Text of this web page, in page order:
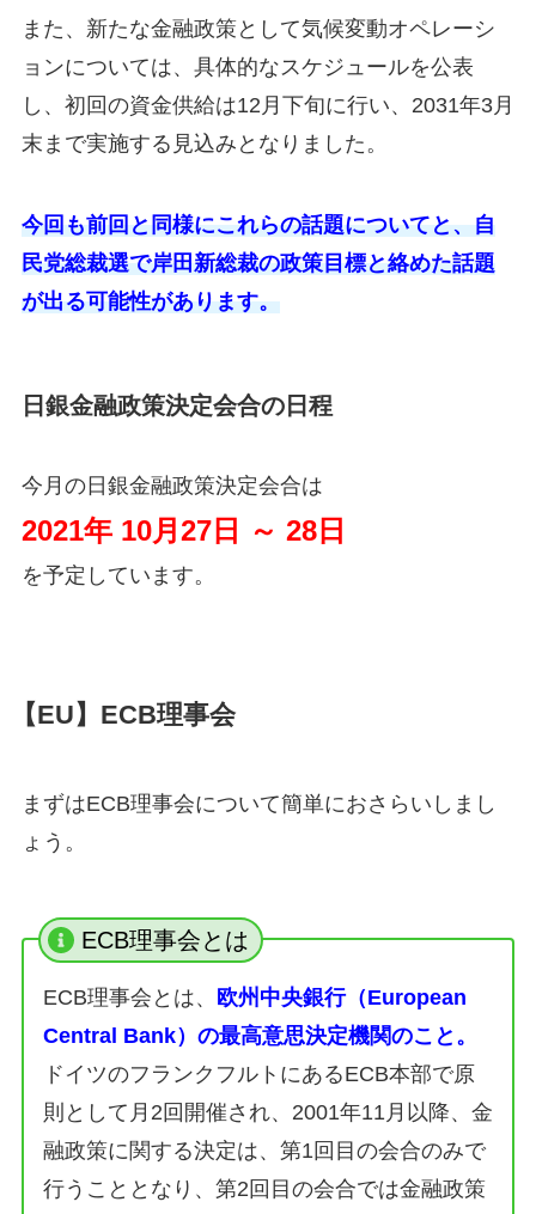
また、新たな金融政策として気候変動オペレーシ
ョンについては、具体的なスケジュールを公表
し、初回の資金供給は12月下旬に行い、2031年3月
末まで実施する見込みとなりました。
今回も前回と同様にこれらの話題についてと、自
民党総裁選で岸田新総裁の政策目標と絡めた話題
が出る可能性があります。
日銀金融政策決定会合の日程
今月の日銀金融政策決定会合は
2021年 10月27日 ～ 28日
を予定しています。
【EU】ECB理事会
まずはECB理事会について簡単におさらいしまし
ょう。
ECB理事会とは
ECB理事会とは、
欧州中央銀行（European
Central Bank）の最高意思決定機関のこと。
ドイツのフランクフルトにあるECB本部で原
則として月2回開催され、2001年11月以降、金
融政策に関する決定は、第1回目の会合のみで
行うこととなり、第2回目の会合では金融政策